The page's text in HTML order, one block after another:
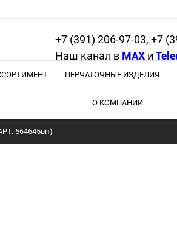
+7 (391) 206-97-03, +7
Наш канал в MAX и
ПЕРЧАТОЧНЫЕ ИЗДЕЛИЯ
О КОМПАНИИ
564645вн)